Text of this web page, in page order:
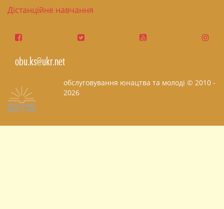
Дістанційне навчання
obu.ks@ukr.net
обслуговування юнацтва та молоді © 2010 -
2026